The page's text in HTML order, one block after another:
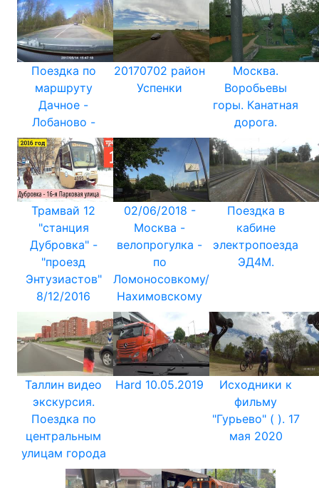
Поездка по
маршруту
Дачное -
Лобаново -
20170702 район
Успенки
Москва.
Воробьевы
горы. Канатная
дорога.
Трамвай 12
"станция
Дубровка" -
"проезд
Энтузиастов"
8/12/2016
02/06/2018 -
Москва -
велопрогулка -
по
Ломоносовкому/
Нахимовскому
Поездка в
кабине
электропоезда
ЭД4М.
Таллин видео
экскурсия.
Поездка по
центральным
улицам города
Hard 10.05.2019
Исходники к
фильму
"Гурьево" ( ). 17
мая 2020